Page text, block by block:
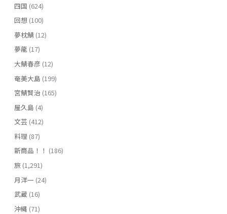
四国 (624)
回想(100)
夢枕鯖(12)
夢龍 (17)
大鯖春彦 (12)
奄美大島 (199)
宮鯖賢治 (165)
屋久島 (4)
文芸 (412)
料理(87)
新商品！！ (186)
旅(1,291)
月洋一 (24)
武蔵(16)
沖縄 (71)